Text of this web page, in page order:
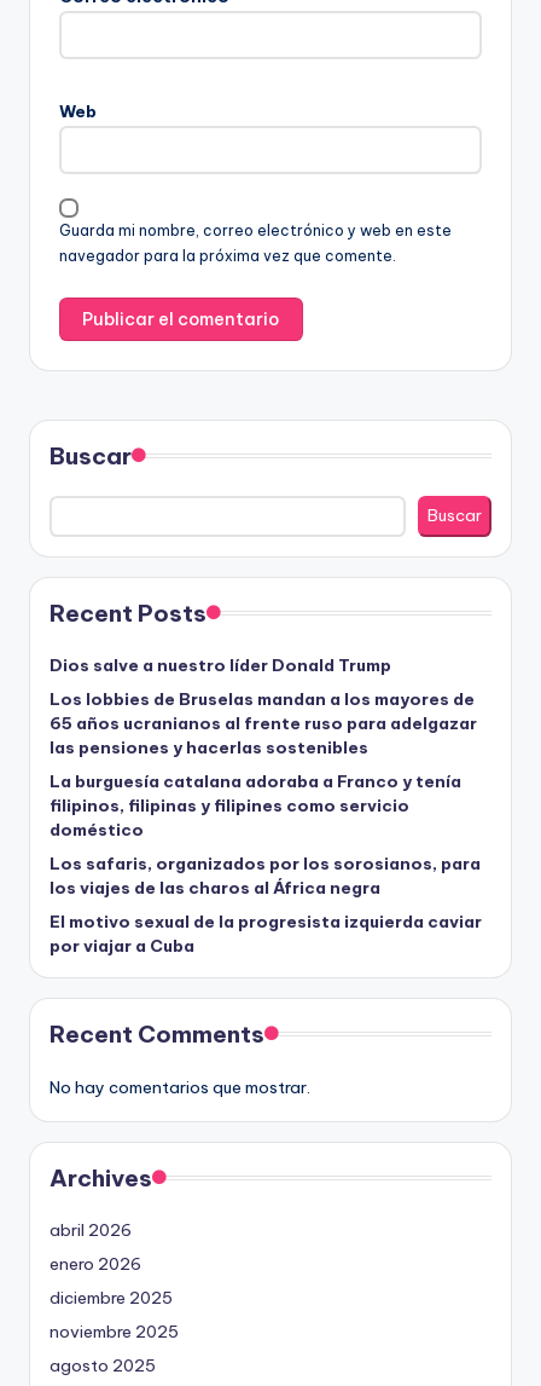
Web
Guarda mi nombre, correo electrónico y web en este
navegador para la próxima vez que comente.
Buscar
Buscar
Recent Posts
Dios salve a nuestro líder Donald Trump
Los lobbies de Bruselas mandan a los mayores de
65 años ucranianos al frente ruso para adelgazar
las pensiones y hacerlas sostenibles
La burguesía catalana adoraba a Franco y tenía
filipinos, filipinas y filipines como servicio
doméstico
Los safaris, organizados por los sorosianos, para
los viajes de las charos al África negra
El motivo sexual de la progresista izquierda caviar
por viajar a Cuba
Recent Comments
No hay comentarios que mostrar.
Archives
abril 2026
enero 2026
diciembre 2025
noviembre 2025
agosto 2025